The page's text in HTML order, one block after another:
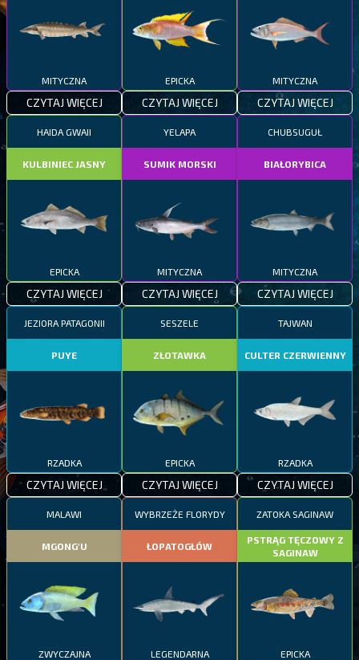
MITYCZNA
CZYTAJ WIĘCEJ
EPICKA
CZYTAJ WIĘCEJ
MITYCZNA
CZYTAJ WIĘCEJ
HAIDA GWAII
KULBINIEC JASNY
EPICKA
CZYTAJ WIĘCEJ
YELAPA
SUMIK MORSKI
MITYCZNA
CZYTAJ WIĘCEJ
CHUBSUGUŁ
BIAŁORYBICA
MITYCZNA
CZYTAJ WIĘCEJ
JEZIORA PATAGONII
PUYE
RZADKA
CZYTAJ WIĘCEJ
SESZELE
ZŁOTAWKA
EPICKA
CZYTAJ WIĘCEJ
TAJWAN
CULTER CZERWIENNY
RZADKA
CZYTAJ WIĘCEJ
MALAWI
MGONG'U
ZWYCZAJNA
WYBRZEŻE FLORYDY
ŁOPATOGŁÓW
LEGENDARNA
ZATOKA SAGINAW
PSTRĄG TĘCZOWY Z
SAGINAW
EPICKA